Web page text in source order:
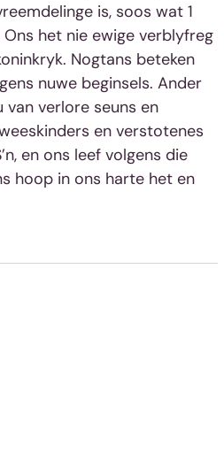
is, soos wat 1
het nie ewige verblyfreg
Nogtans beteken
nuwe beginsels. Ander
van verlore seuns en
en verstotenes
en ons leef volgens die
hoop in ons harte het en